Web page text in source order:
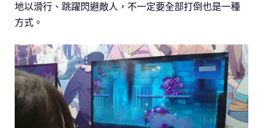
地以滑行、跳躍閃避敵人，不一定要全部打倒也是一種
方式。